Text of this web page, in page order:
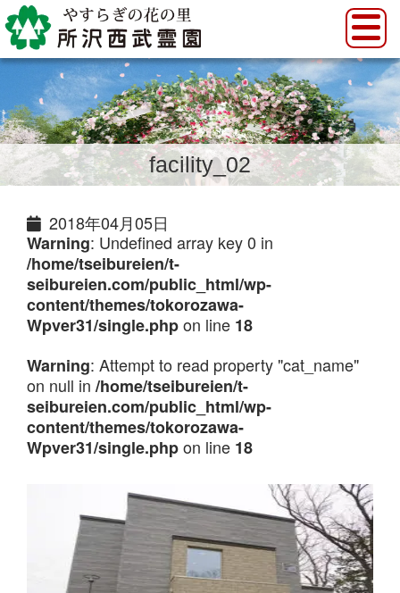
facility_02
2018年04月05日
Warning: Undefined array key 0 in
/home/tseibureien/t-
seibureien.com/public_html/wp-
content/themes/tokorozawa-
Wpver31/single.phpon line 18
Warning: Attempt to read property "cat_name"
on null in /home/tseibureien/t-
seibureien.com/public_html/wp-
content/themes/tokorozawa-
Wpver31/single.phpon line 18